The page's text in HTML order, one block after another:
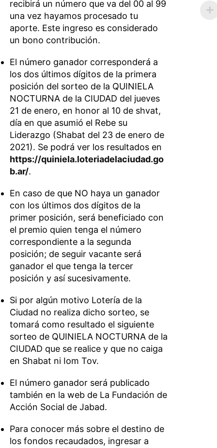
recibirá un número que va del 00 al 99
una vez hayamos procesado tu
aporte. Este ingreso es considerado
un bono contribución.
El número ganador corresponderá a
los dos últimos dígitos de la primera
posición del sorteo de la QUINIELA
NOCTURNA de la CIUDAD del jueves
21 de enero, en honor al 10 de shvat,
día en que asumió el Rebe su
Liderazgo (Shabat del 23 de enero de
2021). Se podrá ver los resultados en
https://quiniela.loteriadelaciudad.go
b.ar/.
En caso de que NO haya un ganador
con los últimos dos dígitos de la
primer posición, será beneficiado con
el premio quien tenga el número
correspondiente a la segunda
posición; de seguir vacante será
ganador el que tenga la tercer
posición y así sucesivamente.
Si por algún motivo Lotería de la
Ciudad no realiza dicho sorteo, se
tomará como resultado el siguiente
sorteo de QUINIELA NOCTURNA de la
CIUDAD que se realice y que no caiga
en Shabat ni Iom Tov.
El número ganador será publicado
también en la web de La Fundación de
Acción Social de Jabad.
Para conocer más sobre el destino de
los fondos recaudados, ingresar a